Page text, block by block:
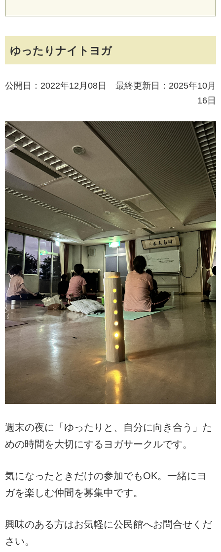
ゆったりナイトヨガ
公開日：2022年12月08日 最終更新日：2025年10月
16日
週末の夜に「ゆったりと、自分に向き合う」た
めの時間を大切にするヨガサークルです。
気になったときだけの参加でもOK。一緒にヨ
ガを楽しむ仲間を募集中です。
興味のある方はお気軽に公民館へお問合せくだ
さい。